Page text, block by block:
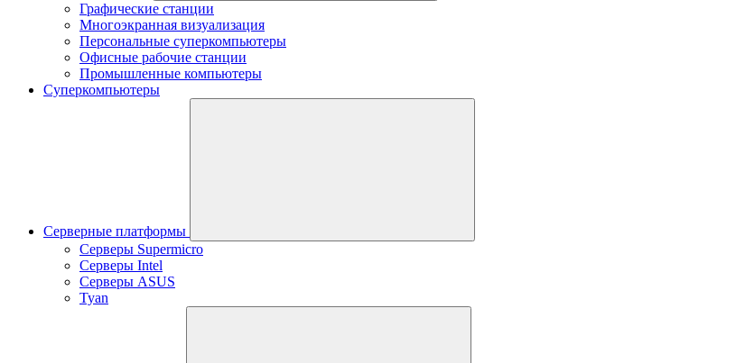
Графические станции
Многоэкранная визуализация
Персональные суперкомпьютеры
Офисные рабочие станции
Промышленные компьютеры
Суперкомпьютеры
Серверные платформы
Серверы Supermicro
Серверы Intel
Серверы ASUS
Tyan